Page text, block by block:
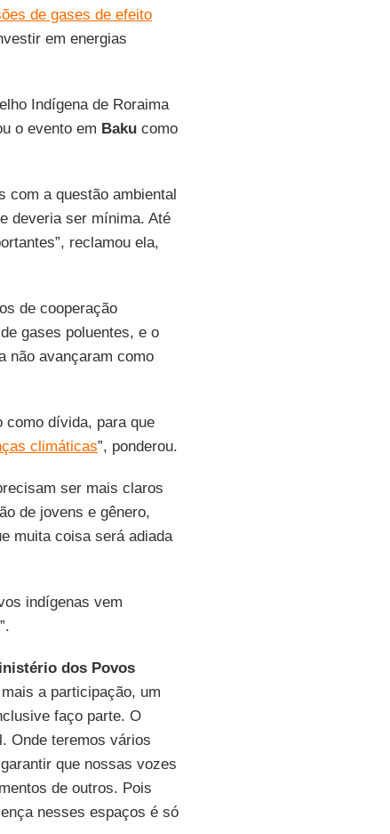
de gases de efeito
em energias
Indígena de Roraima
o evento em Bakucomo
com a questão ambiental
deveria ser mínima. Até
reclamou ela,
de cooperação
gases poluentes, e o
não avançaram como
como dívida, para que
climáticas”, ponderou.
ser mais claros
de jovens e gênero,
muita coisa será adiada
indígenas vem
dos Povos
a participação, um
faço parte. O
Onde teremos vários
que nossas vozes
de outros. Pois
nesses espaços é só